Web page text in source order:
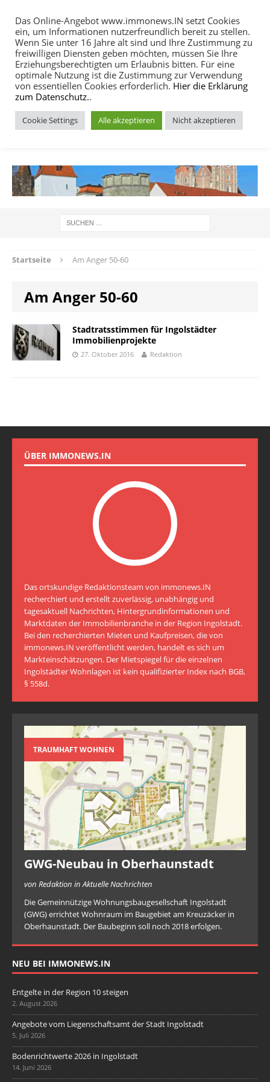
MENU
Startseite Am Anger 50-60
Am Anger 50-60
Stadtratsstimmen für Ingolstädter
Immobilienprojekte
27. Oktober 2016 Redaktion
ÜBER IMMONEWS.IN
Das ortskundige Redaktionsteam von immonews.IN
recherchiert und erstellt zuverlässig, unabhängig und
tagesaktuell Nachrichten, Hintergrundinformationen und
Marktdaten der Immobilienbranche in der Region Ingolstadt.
Bei den recherchierten Mieten und Kaufpreisen, die von
immonews.IN veröffentlicht werden, handelt es sich um
Markteinschätzungen. Der Mietspiegel für die einzelnen
Ingolstädter Wohnlagen ist kein qualifizierter Index nach BGB,
§ 558d.
TRAUMHAFT WOHNEN
GWG-Neubau in Oberhaunstadt
von Redaktion in Aktuelle Nachrichten
Die Gemeinnützige Wohnungsbaugesellschaft Ingolstadt
(GWG) errichtet Wohnraum im Baugebiet am Kreuzäcker in
Oberhaunstadt. Der Baubeginn soll noch 2018 erfolgen.
NEU BEI IMMONEWS.IN
Entgelte in der Region 10 steigen
2. August 2026
Angebote vom Liegenschaftsamt der Stadt Ingolstadt
5. Juli 2026
Bodenrichtwerte 2026 in Ingolstadt
14. Juni 2026
Das Online-Angebot www.immonews.IN setzt Cookies
ein, um Informationen nutzerfreundlich bereit zu stellen.
Wenn Sie unter 16 Jahre alt sind und Ihre Zustimmung zu
freiwilligen Diensten geben möchten, müssen Sie Ihre
Erziehungsberechtigten um Erlaubnis bitten. Für eine
optimale Nutzung ist die Zustimmung zur Verwendung
von essentiellen Cookies erforderlich. Hier die Erklärung
zum Datenschutz..
Cookie Settings Alle akzeptieren Nicht akzeptieren